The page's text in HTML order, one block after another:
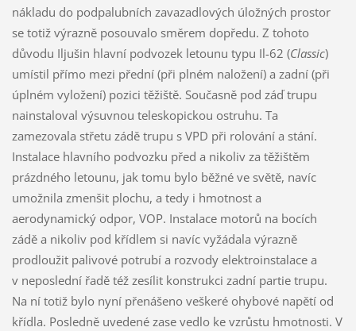
nákladu do podpalubních zavazadlových úložných prostor
se totiž výrazně posouvalo směrem dopředu. Z tohoto
důvodu Iljušin hlavní podvozek letounu typu Il-62 (Classic)
umístil přímo mezi přední (při plném naložení) a zadní (při
úplném vyložení) pozici těžiště. Současně pod záď trupu
nainstaloval výsuvnou teleskopickou ostruhu. Ta
zamezovala střetu zádě trupu s VPD při rolování a stání.
Instalace hlavního podvozku před a nikoliv za těžištěm
prázdného letounu, jak tomu bylo běžné ve světě, navíc
umožnila zmenšit plochu, a tedy i hmotnost a
aerodynamický odpor, VOP. Instalace motorů na bocích
zádě a nikoliv pod křídlem si navíc vyžádala výrazně
prodloužit palivové potrubí a rozvody elektroinstalace a
v neposlední řadě též zesílit konstrukci zadní partie trupu.
Na ní totiž bylo nyní přenášeno veškeré ohybové napětí od
křídla. Posledně uvedené zase vedlo ke vzrůstu hmotnosti. V